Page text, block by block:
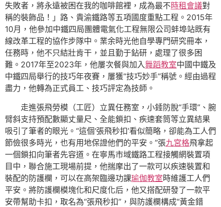
失敗者，將永遠被困在我的咖啡館裡，成為最不時租會議對
稱的裝飾品！」路、貴渝鐵路等五項國度重點工程。2015年
10月，他參加中鐵四局團體電氣化工程無限公司蚌埠站既有
線改革工程的協作步隊中。業余時光他自學專門研究冊本，
任務時，他不只結壯肯干，並且勤于鉆研，處理了很多困
難。2017年至2023年，他屢次餐與加入舞蹈教室中國中鐵及
中鐵四局舉行的技巧年夜賽，屢獲“技巧妙手”稱號。經由過程
盡力，他轉為正式員工、技巧評定為技師。
走進張飛勞模（工匠）立異任務室，小錘防脫“手環”、腕
臂斜支持預配數顯丈量尺、全能鎖扣、疾速套筒等立異結果
吸引了筆者的眼光。“這個‘張飛秒扣’看似簡略，卻能為工人們
節儉很多時光，也有用地保證他們的平安。”張九宮格飛拿起
一個鎖扣向筆者先容道。在寧馬市域鐵路工程接觸網裝置項
目中，聯合施工現場前提，他揣摩出了一款可以疾速裝置和
裝配的防護欄，可以在高架臨邊功課瑜伽教室時維護工人們
平安。將防護欄模塊化和尺度化后，他又搭配研發了一款平
安帶幫助卡扣，取名為“張飛秒扣”，與防護欄構成“黃金錯